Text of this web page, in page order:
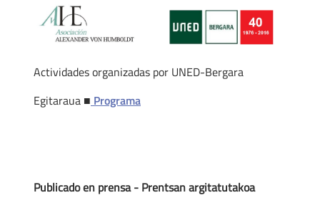
Actividades organizadas por UNED-Bergara
Egitaraua ■ Programa
Publicado en prensa - Prentsan argitatutakoa